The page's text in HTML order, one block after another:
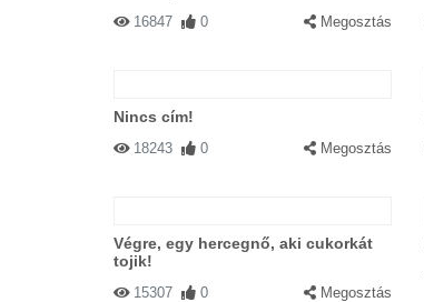
16847 0 Megosztás
Nincs cím!
18243 0 Megosztás
Végre, egy hercegnő, aki cukorkát
tojik!
15307 0 Megosztás